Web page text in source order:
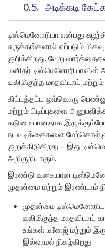
அடிக்கடி
டிஸ்மெனோரியா என்பது
சுருக்கங்களால் ஏற்படும்
குறிக்கிறது. வேறு
மனிதர்
வலிமிகுந்த மாதவிடாய் மற்றும்
கிட்டத்தட்ட ஒவ்வொரு
மற்றும் பிடிப்புகளை
கடுமையானதாக
நடவடிக்கைகளை
குறுக்கிடுகிறது – இது
அறிகுறியாகும்.
இரண்டு வகையான
முதன்மை மற்றும் இரண்டாம்
முதன்மை
வலிமிகுந்த மாதவிடாய்
உங்கள் டீனேஜ் மற்றும்
இல்லாமல் நிகழ்கிறது.